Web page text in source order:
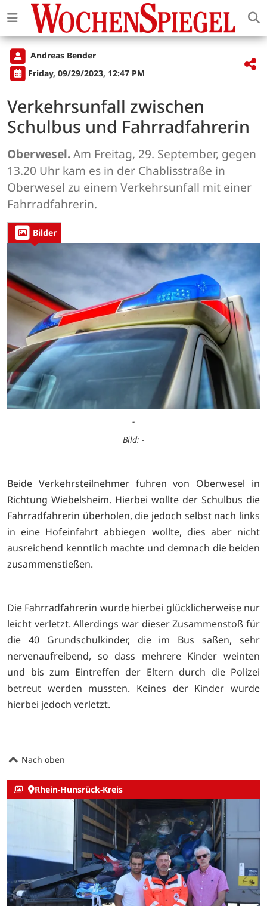
Andreas Bender
Friday, 09/29/2023, 12:47 PM
Verkehrsunfall zwischen
Schulbus und Fahrradfahrerin
Oberwesel.Am Freitag, 29. September, gegen
13.20 Uhr kam es in der Chablisstraße in
Oberwesel zu einem Verkehrsunfall mit einer
Fahrradfahrerin.
Bilder
-
Bild: -
Beide Verkehrsteilnehmer fuhren von Oberwesel in
Richtung Wiebelsheim. Hierbei wollte der Schulbus die
Fahrradfahrerin überholen, die jedoch selbst nach links
in eine Hofeinfahrt abbiegen wollte, dies aber nicht
ausreichend kenntlich machte und demnach die beiden
zusammenstießen.
Die Fahrradfahrerin wurde hierbei glücklicherweise nur
leicht verletzt. Allerdings war dieser Zusammenstoß für
die 40 Grundschulkinder, die im Bus saßen, sehr
nervenaufreibend, so dass mehrere Kinder weinten
und bis zum Eintreffen der Eltern durch die Polizei
betreut werden mussten. Keines der Kinder wurde
hierbei jedoch verletzt.
Nach oben
Rhein-Hunsrück-Kreis